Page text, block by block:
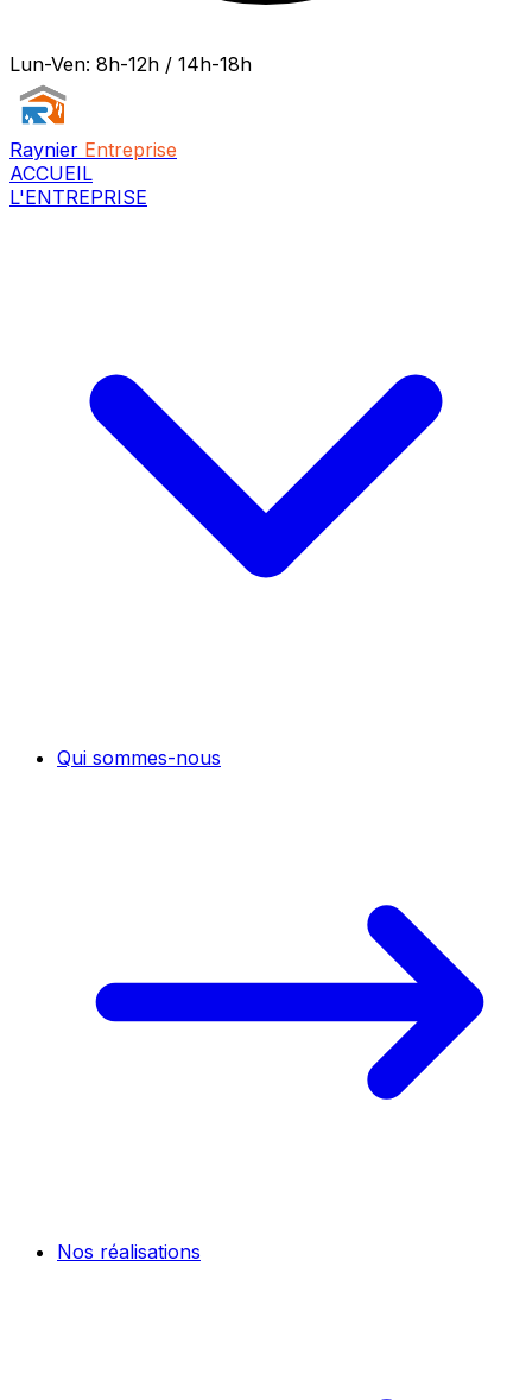
Lun-Ven: 8h-12h / 14h-18h
Raynier Entreprise
ACCUEIL
L'ENTREPRISE
Qui sommes-nous
Nos réalisations